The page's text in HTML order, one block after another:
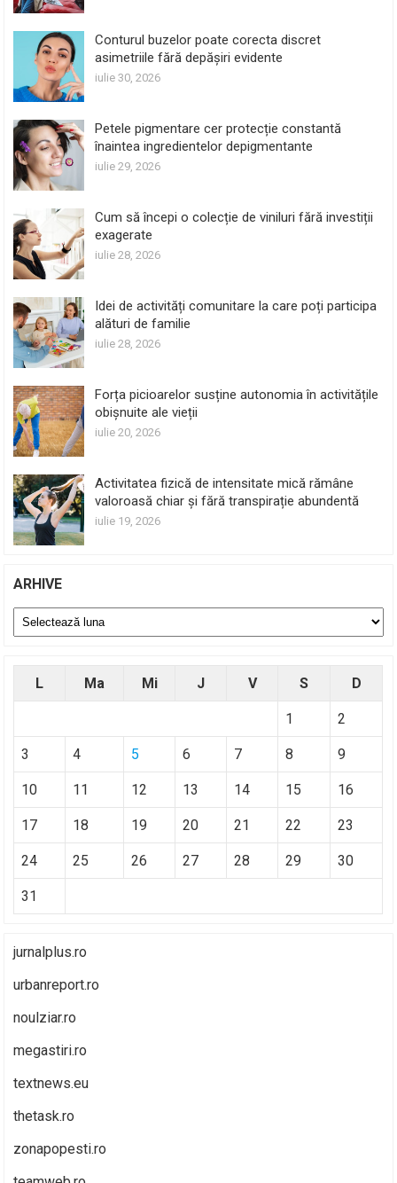
Conturul buzelor poate corecta discret
asimetriile fără depășiri evidente
iulie 30, 2026
Petele pigmentare cer protecție constantă
înaintea ingredientelor depigmentante
iulie 29, 2026
Cum să începi o colecție de viniluri fără investiții
exagerate
iulie 28, 2026
Idei de activități comunitare la care poți participa
alături de familie
iulie 28, 2026
Forța picioarelor susține autonomia în activitățile
obișnuite ale vieții
iulie 20, 2026
Activitatea fizică de intensitate mică rămâne
valoroasă chiar și fără transpirație abundentă
iulie 19, 2026
ARHIVE
Arhive
L Ma Mi J V S D
1 2
3 4 5 6 7 8 9
10 11 12 13 14 15 16
17 18 19 20 21 22 23
24 25 26 27 28 29 30
31
jurnalplus.ro
urbanreport.ro
noulziar.ro
megastiri.ro
textnews.eu
thetask.ro
zonapopesti.ro